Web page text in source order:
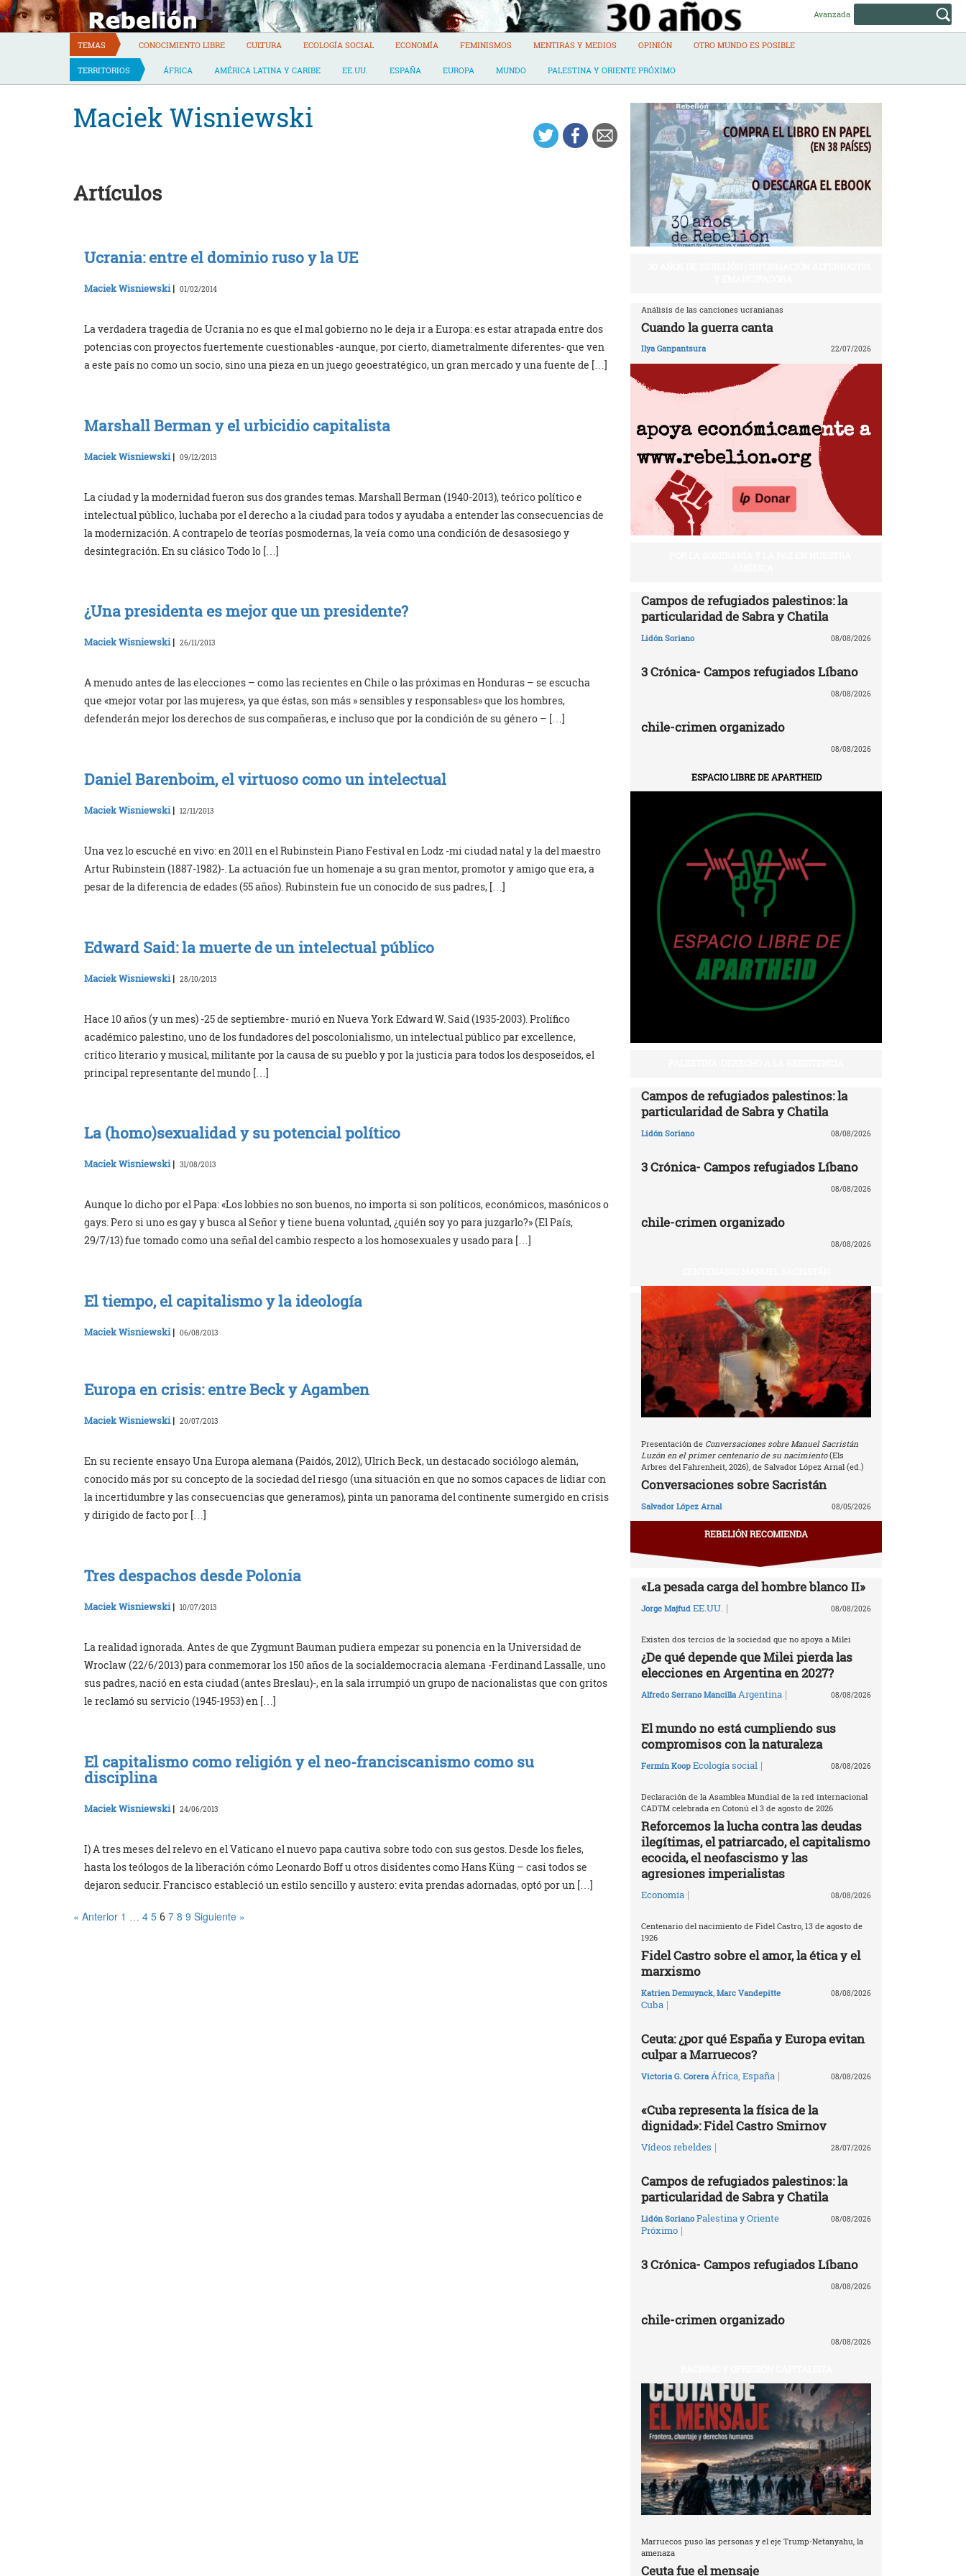
Skip
to
content
Avanzada
TEMAS CONOCIMIENTO LIBRE CULTURA ECOLOGÍA SOCIAL ECONOMÍA FEMINISMOS MENTIRAS Y MEDIOS OPINIÓN OTRO MUNDO ES POSIBLE
TERRITORIOS ÁFRICA AMÉRICA LATINA Y CARIBE EE.UU. ESPAÑA EUROPA MUNDO PALESTINA Y ORIENTE PRÓXIMO
Maciek Wisniewski
Artículos
Ucrania: entre el dominio ruso y la UE
Maciek Wisniewski| 01/02/2014
La verdadera tragedia de Ucrania no es que el mal gobierno no le deja ir a Europa: es estar atrapada entre dos
potencias con proyectos fuertemente cuestionables -aunque, por cierto, diametralmente diferentes- que ven
a este país no como un socio, sino una pieza en un juego geoestratégico, un gran mercado y una fuente de […]
Marshall Berman y el urbicidio capitalista
Maciek Wisniewski| 09/12/2013
La ciudad y la modernidad fueron sus dos grandes temas. Marshall Berman (1940-2013), teórico político e
intelectual público, luchaba por el derecho a la ciudad para todos y ayudaba a entender las consecuencias de
la modernización. A contrapelo de teorías posmodernas, la veía como una condición de desasosiego y
desintegración. En su clásico Todo lo […]
¿Una presidenta es mejor que un presidente?
Maciek Wisniewski| 26/11/2013
A menudo antes de las elecciones – como las recientes en Chile o las próximas en Honduras – se escucha
que «mejor votar por las mujeres», ya que éstas, son más » sensibles y responsables» que los hombres,
defenderán mejor los derechos de sus compañeras, e incluso que por la condición de su género – […]
Daniel Barenboim, el virtuoso como un intelectual
Maciek Wisniewski| 12/11/2013
Una vez lo escuché en vivo: en 2011 en el Rubinstein Piano Festival en Lodz -mi ciudad natal y la del maestro
Artur Rubinstein (1887-1982)-. La actuación fue un homenaje a su gran mentor, promotor y amigo que era, a
pesar de la diferencia de edades (55 años). Rubinstein fue un conocido de sus padres, […]
Edward Said: la muerte de un intelectual público
Maciek Wisniewski| 28/10/2013
Hace 10 años (y un mes) -25 de septiembre- murió en Nueva York Edward W. Said (1935-2003). Prolífico
académico palestino, uno de los fundadores del poscolonialismo, un intelectual público par excellence,
crítico literario y musical, militante por la causa de su pueblo y por la justicia para todos los desposeídos, el
principal representante del mundo […]
La (homo)sexualidad y su potencial político
Maciek Wisniewski| 31/08/2013
Aunque lo dicho por el Papa: «Los lobbies no son buenos, no importa si son políticos, económicos, masónicos o
gays. Pero si uno es gay y busca al Señor y tiene buena voluntad, ¿quién soy yo para juzgarlo?» (El País,
29/7/13) fue tomado como una señal del cambio respecto a los homosexuales y usado para […]
El tiempo, el capitalismo y la ideología
Maciek Wisniewski| 06/08/2013
Europa en crisis: entre Beck y Agamben
Maciek Wisniewski| 20/07/2013
En su reciente ensayo Una Europa alemana (Paidós, 2012), Ulrich Beck, un destacado sociólogo alemán,
conocido más por su concepto de la sociedad del riesgo (una situación en que no somos capaces de lidiar con
la incertidumbre y las consecuencias que generamos), pinta un panorama del continente sumergido en crisis
y dirigido de facto por […]
Tres despachos desde Polonia
Maciek Wisniewski| 10/07/2013
La realidad ignorada. Antes de que Zygmunt Bauman pudiera empezar su ponencia en la Universidad de
Wroclaw (22/6/2013) para conmemorar los 150 años de la socialdemocracia alemana -Ferdinand Lassalle, uno
sus padres, nació en esta ciudad (antes Breslau)-, en la sala irrumpió un grupo de nacionalistas que con gritos
le reclamó su servicio (1945-1953) en […]
El capitalismo como religión y el neo-franciscanismo como su
disciplina
Maciek Wisniewski| 24/06/2013
I) A tres meses del relevo en el Vaticano el nuevo papa cautiva sobre todo con sus gestos. Desde los fieles,
hasta los teólogos de la liberación cómo Leonardo Boff u otros disidentes como Hans Küng – casi todos se
dejaron seducir. Francisco estableció un estilo sencillo y austero: evita prendas adornadas, optó por un […]
« Anterior 1 4 5 6 7 8 9 Siguiente »
Análisis de las canciones ucranianas
Cuando la guerra canta
Ilya Ganpantsura 22/07/2026
Campos de refugiados palestinos: la
particularidad de Sabra y Chatila
Lidón Soriano 08/08/2026
3 Crónica- Campos refugiados Líbano
08/08/2026
chile-crimen organizado
08/08/2026
ESPACIO LIBRE DE APARTHEID
Campos de refugiados palestinos: la
particularidad de Sabra y Chatila
Lidón Soriano 08/08/2026
3 Crónica- Campos refugiados Líbano
08/08/2026
chile-crimen organizado
08/08/2026
Presentación de Conversaciones sobre Manuel Sacristán
Luzón en el primer centenario de su nacimiento(Els
Arbres del Fahrenheit, 2026), de Salvador López Arnal (ed.)
Conversaciones sobre Sacristán
Salvador López Arnal 08/05/2026
REBELIÓN RECOMIENDA
«La pesada carga del hombre blanco II»
Jorge Majfud EE.UU. | 08/08/2026
Existen dos tercios de la sociedad que no apoya a Milei
¿De qué depende que Milei pierda las
elecciones en Argentina en 2027?
Alfredo Serrano Mancilla Argentina | 08/08/2026
El mundo no está cumpliendo sus
compromisos con la naturaleza
Fermín Koop Ecología social | 08/08/2026
Declaración de la Asamblea Mundial de la red internacional
CADTM celebrada en Cotonú el 3 de agosto de 2026
Reforcemos la lucha contra las deudas
ilegítimas, el patriarcado, el capitalismo
ecocida, el neofascismo y las
agresiones imperialistas
Economía | 08/08/2026
Centenario del nacimiento de Fidel Castro, 13 de agosto de
1926
Fidel Castro sobre el amor, la ética y el
marxismo
Katrien Demuynck, Marc Vandepitte
Cuba |
08/08/2026
Ceuta: ¿por qué España y Europa evitan
culpar a Marruecos?
Victoria G. Corera África España | 08/08/2026
«Cuba representa la física de la
dignidad»: Fidel Castro Smirnov
Vídeos rebeldes | 28/07/2026
Campos de refugiados palestinos: la
particularidad de Sabra y Chatila
Lidón Soriano Palestina y Oriente
Próximo |
08/08/2026
3 Crónica- Campos refugiados Líbano
08/08/2026
chile-crimen organizado
08/08/2026
Marruecos puso las personas y el eje Trump-Netanyahu, la
amenaza
Ceuta fue el mensaje